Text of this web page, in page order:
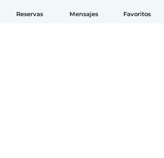
Reservas Mensajes Favoritos